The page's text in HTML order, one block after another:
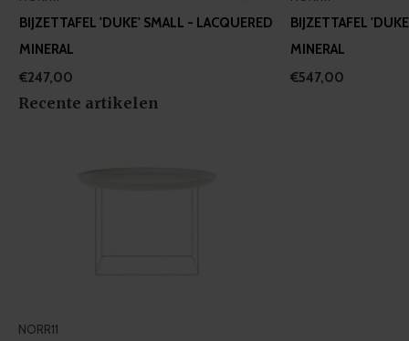
BIJZETTAFEL 'DUKE' SMALL - LACQUERED
MINERAL
€247,00
BIJZETTAFEL
MINERAL
€547,00
Recente artikelen
NORR11